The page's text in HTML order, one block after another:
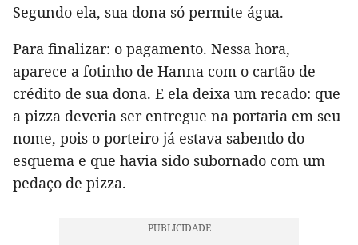
Segundo ela, sua dona só permite água.
Para finalizar: o pagamento. Nessa hora,
aparece a fotinho de Hanna com o cartão de
crédito de sua dona. E ela deixa um recado: que
a pizza deveria ser entregue na portaria em seu
nome, pois o porteiro já estava sabendo do
esquema e que havia sido subornado com um
pedaço de pizza.